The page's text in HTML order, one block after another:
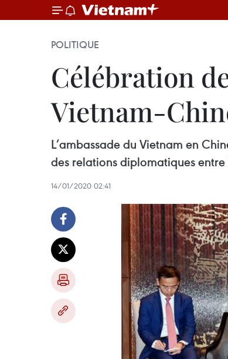
POLITIQUE
Célébration
Vietnam-
L’ambassade du Vietnam en
des relations diplomatiques entre
14/01/2020 02:41